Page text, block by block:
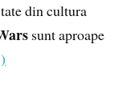
din cultura
sunt aproape